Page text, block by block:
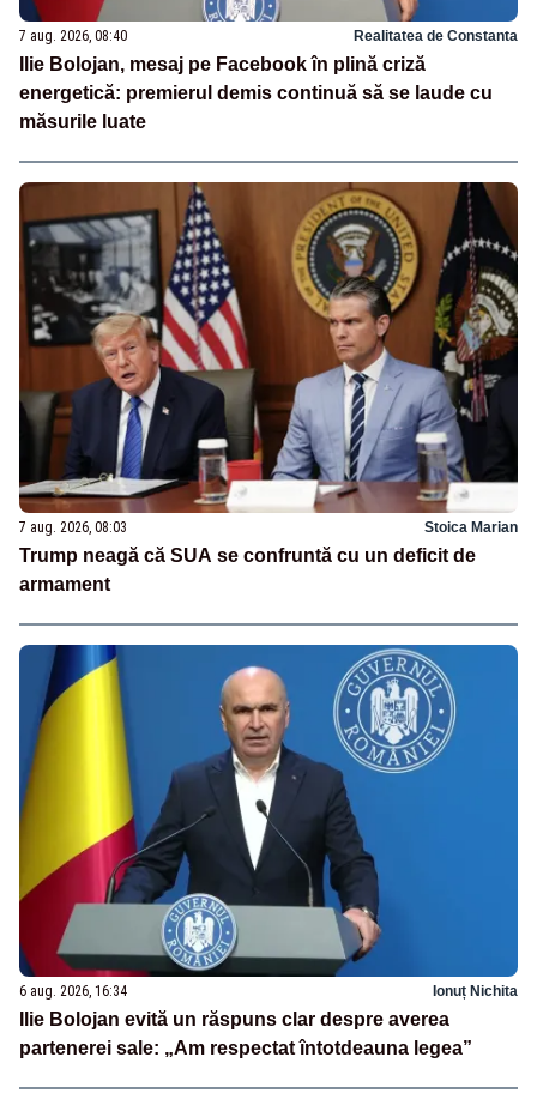
7 aug. 2026, 08:40 Realitatea de Constanta
Ilie Bolojan, mesaj pe Facebook în plină criză
energetică: premierul demis continuă să se laude cu
măsurile luate
7 aug. 2026, 08:03 Stoica Marian
Trump neagă că SUA se confruntă cu un deficit de
armament
6 aug. 2026, 16:34 Ionuț Nichita
Ilie Bolojan evită un răspuns clar despre averea
partenerei sale: „Am respectat întotdeauna legea”